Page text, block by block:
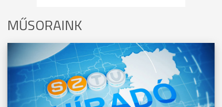
MŰSORAINK